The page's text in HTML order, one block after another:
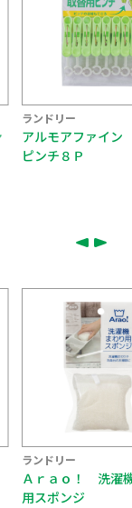
イン 取替用
ア
ランドリー
Ａｒａｏ！ 洗濯機ま
用スポンジ